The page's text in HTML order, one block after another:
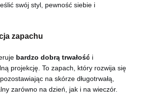
swój styl, pewność siebie i
zapachu
bardzo dobrą trwałość i
projekcję. To zapach, który rozwija się
na skórze długotrwałą,
zarówno na dzień, jak i na wieczór.